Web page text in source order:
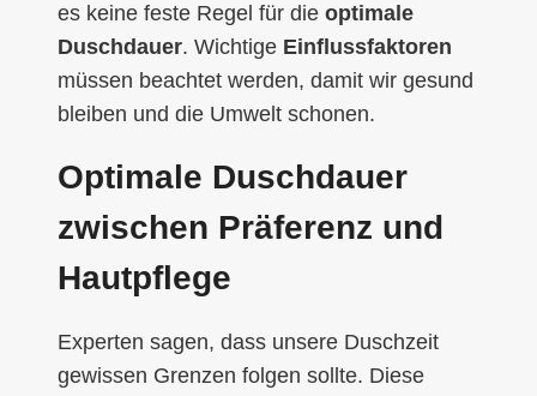
es keine feste Regel für die optimale
Duschdauer. Wichtige Einflussfaktoren
müssen beachtet werden, damit wir gesund
bleiben und die Umwelt schonen.
Optimale Duschdauer
zwischen Präferenz und
Hautpflege
Experten sagen, dass unsere Duschzeit
gewissen Grenzen folgen sollte. Diese